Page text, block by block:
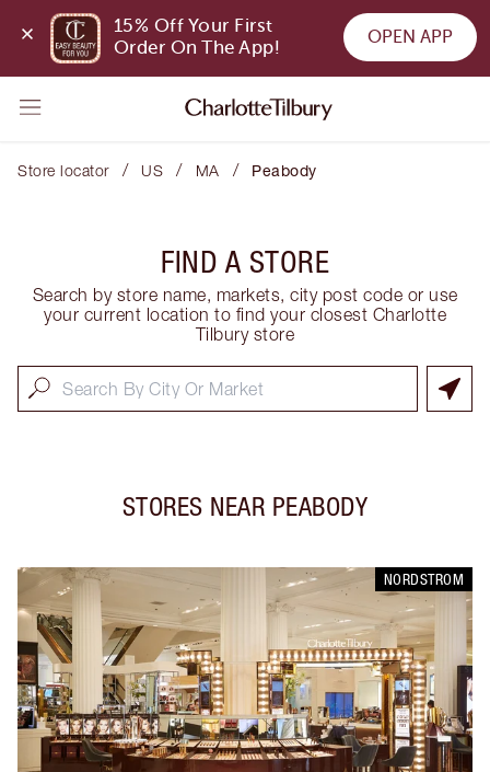
15% Off Your First
Order On The App!
OPEN APP
Store locator / US / MA / Peabody
FIND A STORE
Search by store name, markets, city post code or use
your current location to find your closest Charlotte
Tilbury store
STORES NEAR PEABODY
NORDSTROM